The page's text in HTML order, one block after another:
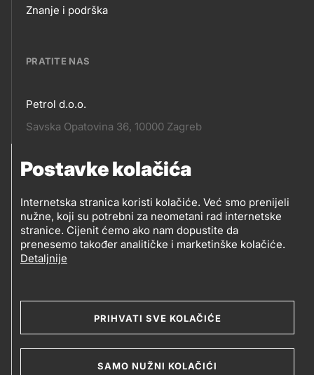
Postavke kolačića
Internetska stranica koristi kolačiće. Već smo prenijeli
nužne, koji su potrebni za neometani rad internetske
stranice. Cijenit ćemo ako nam dopustite da
prenesemo također analitičke i marketinške kolačiće.
Detaljnije
PRIHVATI SVE KOLAČIĆE
SAMO NUŽNI KOLAČIĆI
Footer
Znanje i podrška
PRATITE NAS
Pratite
Petrol d.o.o.
Savska Opatovina 36, 10000 Zagreb
Pratite
nas
Social
media
PRATITE PETROL NA
2019-2026 Petrol d.o.o. i Petrol d.d., Ljubljana
Kolačići
Opći uvjeti poslovanja